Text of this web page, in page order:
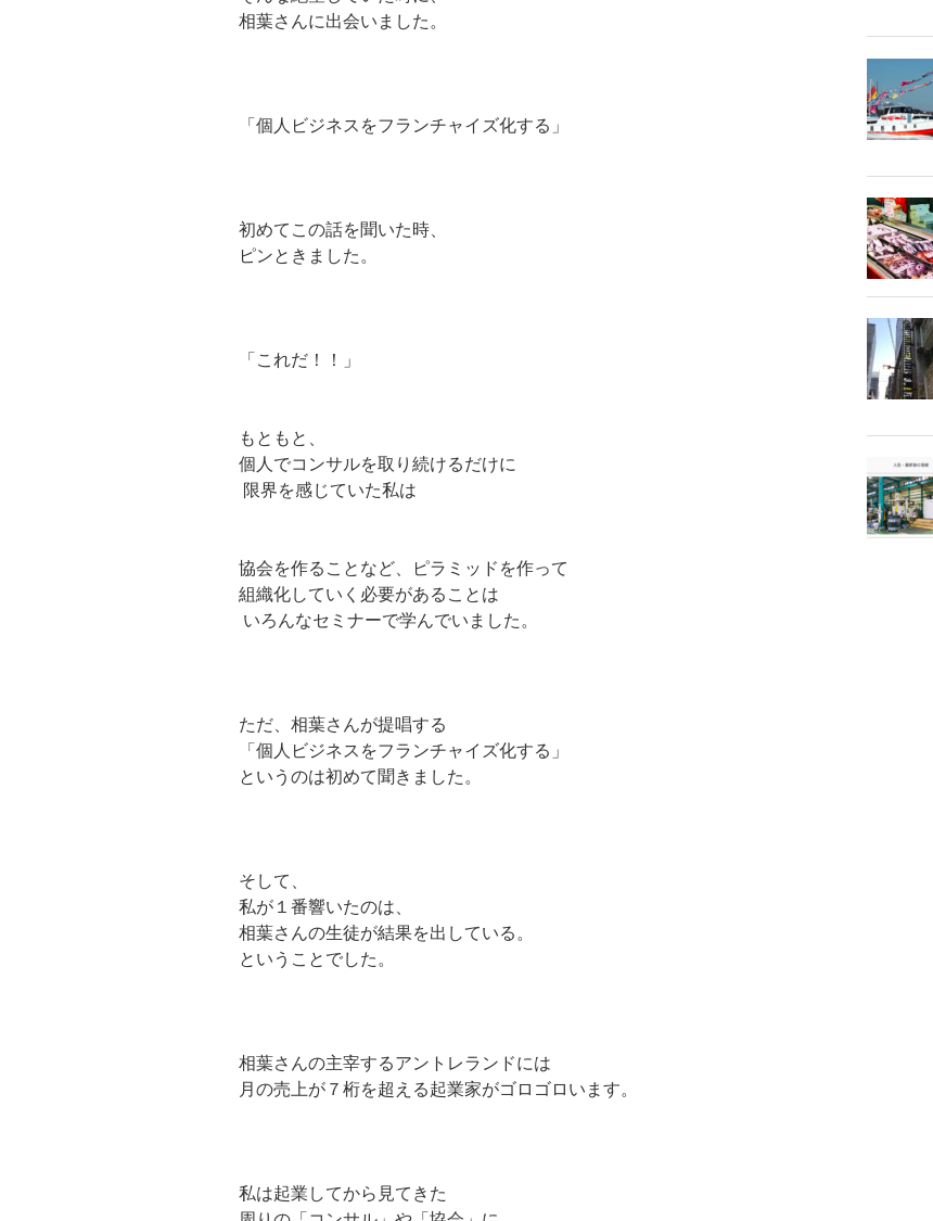
相葉さんに出会いました。
「個人ビジネスをフランチャイズ化する」
初めてこの話を聞いた時、
ピンときました。
「これだ！！」
もともと、
個人でコンサルを取り続けるだけに
限界を感じていた私は
協会を作ることなど、ピラミッドを作って
組織化していく必要があることは
いろんなセミナーで学んでいました。
ただ、相葉さんが提唱する
「個人ビジネスをフランチャイズ化する」
というのは初めて聞きました。
そして、
私が１番響いたのは、
相葉さんの生徒が結果を出している。
ということでした。
相葉さんの主宰するアントレランドには
月の売上が７桁を超える起業家がゴロゴロいます。
私は起業してから見てきた